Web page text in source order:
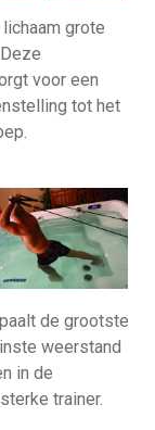
grote
voor een
tot het
de grootste
weerstand
in de
trainer.